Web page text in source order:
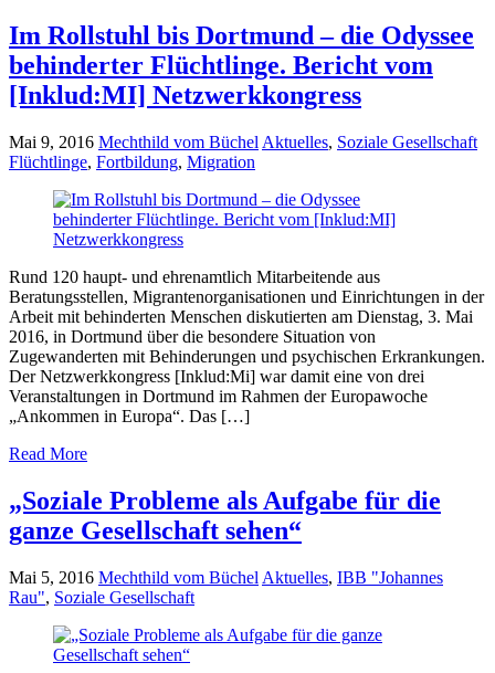
Im Rollstuhl bis Dortmund – die Odyssee
behinderter Flüchtlinge. Bericht vom
[Inklud:MI] Netzwerkkongress
Mai 9, 2016 Mechthild vom Büchel Aktuelles, Soziale Gesellschaft
Flüchtlinge, Fortbildung, Migration
Rund 120 haupt- und ehrenamtlich Mitarbeitende aus
Beratungsstellen, Migrantenorganisationen und Einrichtungen in der
Arbeit mit behinderten Menschen diskutierten am Dienstag, 3. Mai
2016, in Dortmund über die besondere Situation von
Zugewanderten mit Behinderungen und psychischen Erkrankungen.
Der Netzwerkkongress [Inklud:Mi] war damit eine von drei
Veranstaltungen in Dortmund im Rahmen der Europawoche
„Ankommen in Europa“. Das […]
Read More
„Soziale Probleme als Aufgabe für die
ganze Gesellschaft sehen“
Mai 5, 2016 Mechthild vom Büchel Aktuelles, IBB "Johannes
Rau", Soziale Gesellschaft